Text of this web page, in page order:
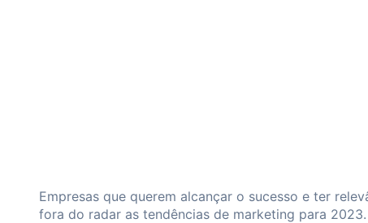
Empresas que querem alcançar o sucesso e ter
fora do radar as tendências de marketing para 2023.